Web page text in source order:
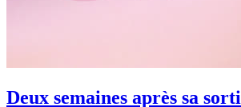
Deux semaines après sa